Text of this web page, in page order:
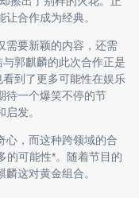
合作成为经典。
需要新颖的内容，还需
郭麒麟的此次合作正是
到了更多可能性在娱乐
待一个爆笑不停的节
发。
心，而这种跨领域的合
的可能性*。随着节目的
这对黄金组合。